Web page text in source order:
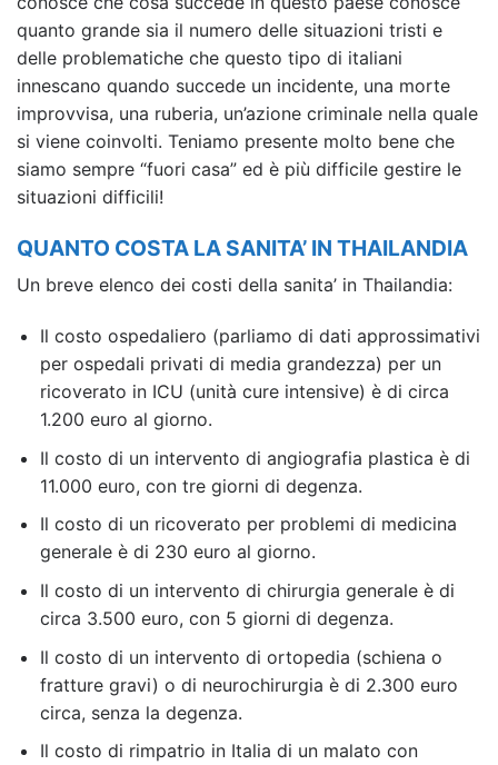
quanto grande sia il numero delle situazioni tristi e
delle problematiche che questo tipo di italiani
innescano quando succede un incidente, una morte
improvvisa, una ruberia, un’azione criminale nella quale
si viene coinvolti. Teniamo presente molto bene che
siamo sempre “fuori casa” ed è più difficile gestire le
situazioni difficili!
QUANTO COSTA LA SANITA’ IN THAILANDIA
Un breve elenco dei costi della sanita’ in Thailandia:
Il costo ospedaliero (parliamo di dati approssimativi
per ospedali privati di media grandezza) per un
ricoverato in ICU (unità cure intensive) è di circa
1.200 euro al giorno.
Il costo di un intervento di angiografia plastica è di
11.000 euro, con tre giorni di degenza.
Il costo di un ricoverato per problemi di medicina
generale è di 230 euro al giorno.
Il costo di un intervento di chirurgia generale è di
circa 3.500 euro, con 5 giorni di degenza.
Il costo di un intervento di ortopedia (schiena o
fratture gravi) o di neurochirurgia è di 2.300 euro
circa, senza la degenza.
Il costo di rimpatrio in Italia di un malato con